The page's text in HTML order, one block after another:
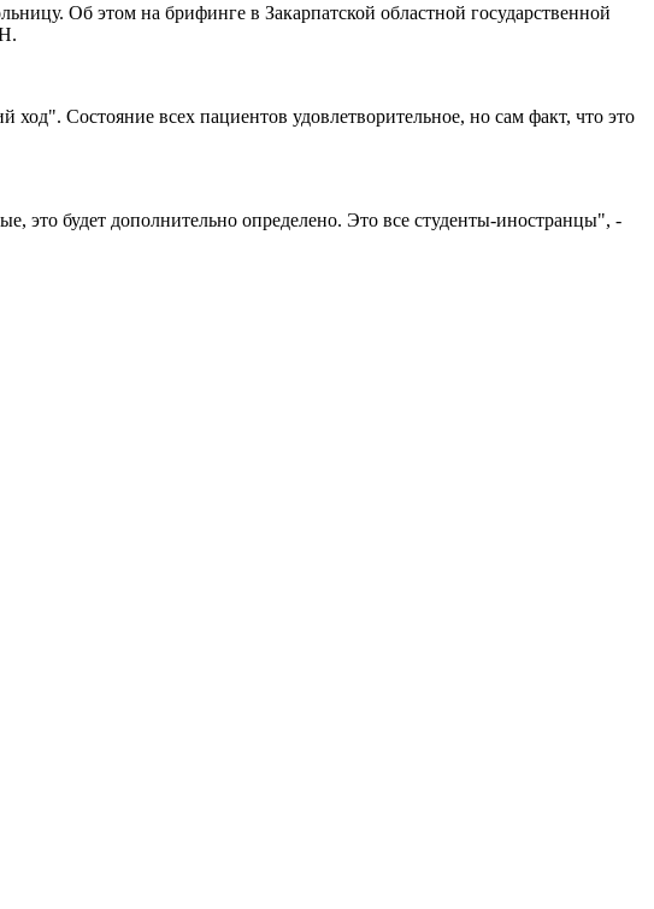
Об этом на брифинге в Закарпатской областной государственной
Состояние всех пациентов удовлетворительное, но сам факт, что это
это будет дополнительно определено. Это все студенты-иностранцы", -